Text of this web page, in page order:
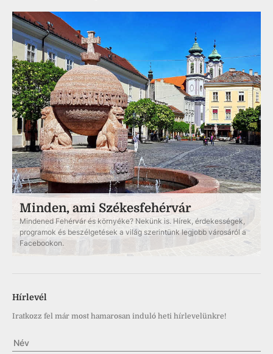
Minden, ami Székesfehérvár
Mindened Fehérvár és környéke? Nekünk is. Hírek, érdekességek,
programok és beszélgetések a világ szerintünk legjobb városáról a
Facebookon.
Hírlevél
Iratkozz fel már most hamarosan induló heti hírlevelünkre!